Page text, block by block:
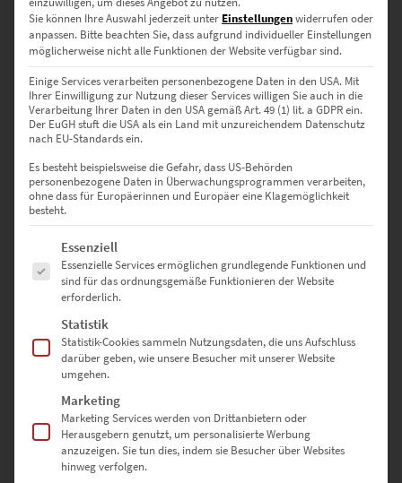
Dieses Produkt weist mehrere Varianten auf. Die Optionen können auf der Produktseite gewählt werden
EZ00394 AMG GTS Esslingen Christmas Market
Enthält 19% Mwst.
zzgl.Versand
Dieses Produkt weist mehrere Varianten auf. Die Optionen können auf der Produktseite gewählt werden
Sie können Ihre Auswahl jederzeit unter Einstellungenwiderrufen oder
anpassen. Bitte beachten Sie, dass aufgrund individueller Einstellungen
möglicherweise nicht alle Funktionen der Website verfügbar sind.
Einige Services verarbeiten personenbezogene Daten in den USA. Mit
Ihrer Einwilligung zur Nutzung dieser Services willigen Sie auch in die
Verarbeitung Ihrer Daten in den USA gemäß Art. 49 (1) lit. a GDPR ein.
Der EuGH stuft die USA als ein Land mit unzureichendem Datenschutz
nach EU-Standards ein.
Es besteht beispielsweise die Gefahr, dass US-Behörden
personenbezogene Daten in Überwachungsprogrammen verarbeiten,
ohne dass für Europäerinnen und Europäer eine Klagemöglichkeit
besteht.
Es folgt eine Liste der Service-Gruppen, für die eine Einwilligung
Essenziell
Essenzielle Services ermöglichen grundlegende Funktionen und
sind für das ordnungsgemäße Funktionieren der Website
erforderlich.
Statistik
Statistik-Cookies sammeln Nutzungsdaten, die uns Aufschluss
darüber geben, wie unsere Besucher mit unserer Website
umgehen.
Marketing
Marketing Services werden von Drittanbietern oder
Herausgebern genutzt, um personalisierte Werbung
anzuzeigen. Sie tun dies, indem sie Besucher über Websites
hinweg verfolgen.